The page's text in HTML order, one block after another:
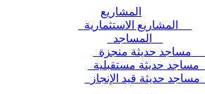
المشاريع